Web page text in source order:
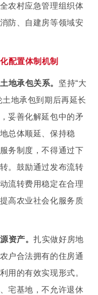
农村应急管理组织体
防、自建房等领域安
配置体制机制
地承包关系。 坚持“大
地承包到期后再延长
妥善化解延包中的矛
总体顺延、保持稳
务制度，不得通过下
。鼓励通过发布流转
流转费用稳定在合理
高农业社会化服务质
资产。扎实做好房地
户合法拥有的住房通
用的有效实现形式。
宅基地，不允许退休